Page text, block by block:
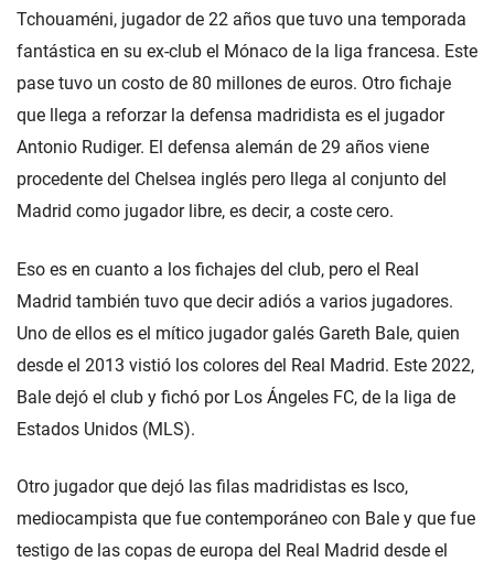
Tchouaméni, jugador de 22 años que tuvo una temporada
fantástica en su ex-club el Mónaco de la liga francesa. Este
pase tuvo un costo de 80 millones de euros. Otro fichaje
que llega a reforzar la defensa madridista es el jugador
Antonio Rudiger. El defensa alemán de 29 años viene
procedente del Chelsea inglés pero llega al conjunto del
Madrid como jugador libre, es decir, a coste cero.
Eso es en cuanto a los fichajes del club, pero el Real
Madrid también tuvo que decir adiós a varios jugadores.
Uno de ellos es el mítico jugador galés Gareth Bale, quien
desde el 2013 vistió los colores del Real Madrid. Este 2022,
Bale dejó el club y fichó por Los Ángeles FC, de la liga de
Estados Unidos (MLS).
Otro jugador que dejó las filas madridistas es Isco,
mediocampista que fue contemporáneo con Bale y que fue
testigo de las copas de europa del Real Madrid desde el